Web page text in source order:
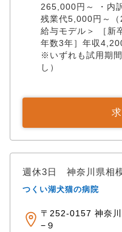
265,000円～ ・内
残業代5,000円～（
給与モデル＞ ［新
年数3年］年収
※いずれも試用期
し）
週休3日 神奈川県相
つくい湖犬猫の病院
〒252-0157 神奈
−９